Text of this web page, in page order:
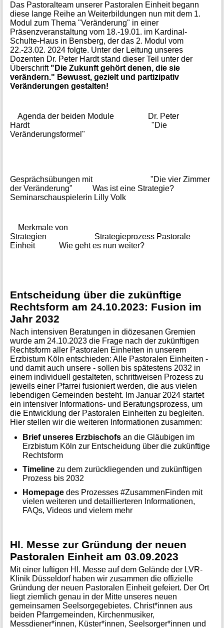
Das Pastoralteam unserer Pastoralen Einheit begann
diese lange Reihe an Weiterbildungen nun mit dem 1.
Modul zum Thema "Veränderung" in einer
Präsenzveranstaltung vom 18.-19.01. im Kardinal-
Schulte-Haus in Bensberg, der das 2. Modul vom
22.-23.02. 2024 folgte. Unter der Leitung unseres
Dozenten Dr. Peter Hardt stand dieser Teil unter der
Überschrift "Die Zukunft gehört denen, die sie
verändern." Bewusst, gezielt und partizipativ
Veränderungen gestalten!
Agenda der beiden Module Dr. Peter
Hardt "Die
Veränderungsformel"
Gesprächsübungen mit "Die vier Zimmer
der Veränderung" Was ist eine Strategie?
Seminarschauspielerin Lilly Volk
Merkmale von
Strategien Strategieprozess Pastorale
Einheit Wie geht es nun weiter?
Entscheidung über die zukünftige
Rechtsform am 24.10.2023: Fusion im
Jahr 2032
Nach intensiven Beratungen in diözesanen Gremien
wurde am 24.10.2023 die Frage nach der zukünftigen
Rechtsform aller Pastoralen Einheiten in unserem
Erzbistum Köln entschieden: Alle Pastoralen Einheiten -
und damit auch unsere - sollen bis spätestens 2032 in
einem individuell gestalteten, schrittweisen Prozess zu
jeweils einer Pfarrei fusioniert werden, die aus vielen
lebendigen Gemeinden besteht. Im Januar 2024 startet
ein intensiver Informations- und Beratungsprozess, um
die Entwicklung der Pastoralen Einheiten zu begleiten.
Hier stellen wir die weiteren Informationen zusammen:
Brief unseres Erzbischofs an die Gläubigen im
Erzbistum Köln zur Entscheidung über die zukünftige
Rechtsform
Timelinezu dem zurückliegenden und zukünftigen
Prozess bis 2032
Homepagedes Prozesses #ZusammenFinden mit
vielen weiteren und detaillierteren Informationen,
FAQs, Videos und vielem mehr
Hl. Messe zur Gründung der neuen
Pastoralen Einheit am 03.09.2023
Mit einer luftigen Hl. Messe auf dem Gelände der LVR-
Klinik Düsseldorf haben wir zusammen die offizielle
Gründung der neuen Pastoralen Einheit gefeiert. Der Ort
liegt ziemlich genau in der Mitte unseres neuen
gemeinsamen Seelsorgegebietes. Christ*innen aus
beiden Pfarrgemeinden, Kirchenmusiker,
Messdiener*innen, Küster*innen, Seelsorger*innen und